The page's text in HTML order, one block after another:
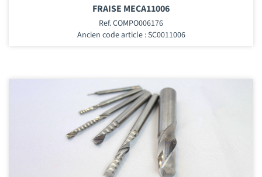
FRAISE MECA11006
Ref. COMPO006176
Ancien code article : SC0011006